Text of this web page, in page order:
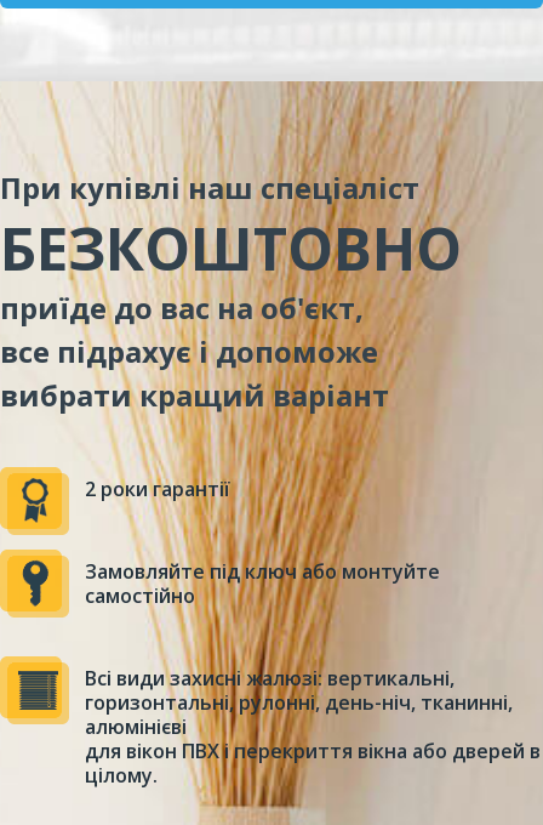
При купівлі наш спеціаліст
БЕЗКОШТОВНО
приїде до вас на об'єкт,
все підрахує і допоможе
вибрати кращий варіант
2 роки гарантії
Замовляйте під ключ або монтуйте
самостійно
Всі види захисні жалюзі: вертикальні,
горизонтальні, рулонні, день-ніч, тканинні,
алюмінієві
для вікон ПВХ і перекриття вікна або дверей в
цілому.